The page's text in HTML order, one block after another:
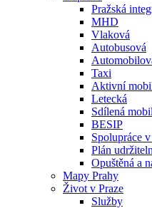
Pražská
MHD
Vlaková
Autobusová
Taxi
Aktivní
Letecká
Sdílená
BESIP
Spolupráce
Plán
Opuštěná a
Mapy Prahy
Život v Praze
Služby